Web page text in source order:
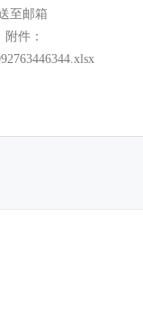
至邮箱
件：